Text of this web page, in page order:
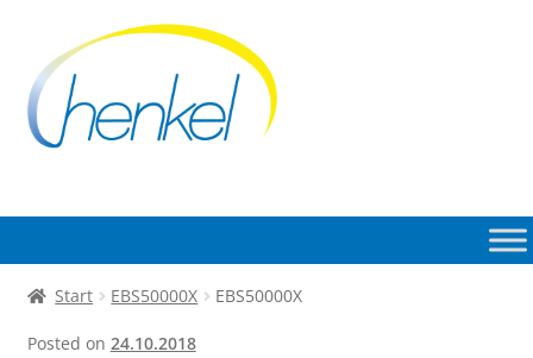
Navigation
springen
Inhalt
springen
Start EBS50000X EBS50000X
Posted on 24.10.2018